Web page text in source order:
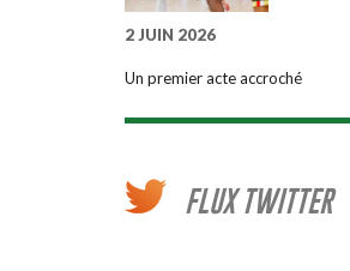
2 JUIN 2026
Un premier acte accroché
FLUX TWITTER